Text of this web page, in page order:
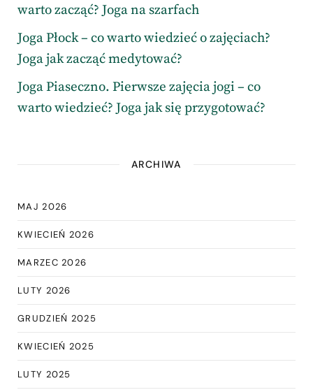
warto zacząć? Joga na szarfach
Joga Płock – co warto wiedzieć o zajęciach?
Joga jak zacząć medytować?
Joga Piaseczno. Pierwsze zajęcia jogi – co
warto wiedzieć? Joga jak się przygotować?
ARCHIWA
MAJ 2026
KWIECIEŃ 2026
MARZEC 2026
LUTY 2026
GRUDZIEŃ 2025
KWIECIEŃ 2025
LUTY 2025